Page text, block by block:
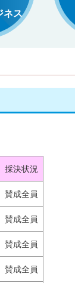
ネス
採決状況
賛成全員
賛成全員
賛成全員
賛成全員